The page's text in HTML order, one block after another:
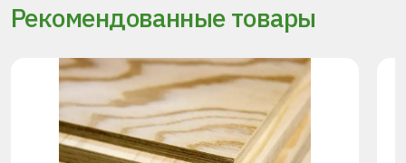
Рекомендованные товары